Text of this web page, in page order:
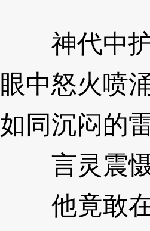
神代中护
眼中怒火喷
如同沉闷的
言灵震慑
他竟敢在